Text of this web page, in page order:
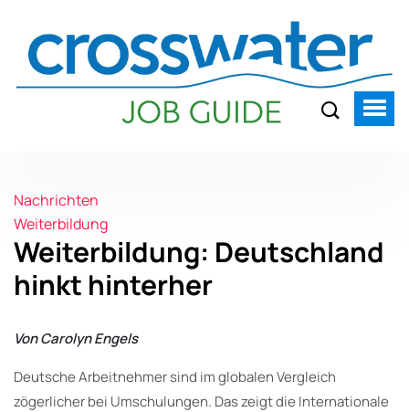
Nachrichten
Weiterbildung
Weiterbildung: Deutschland
hinkt hinterher
Von Carolyn Engels
Deutsche Arbeitnehmer sind im globalen Vergleich
zögerlicher bei Umschulungen. Das zeigt die Internationale